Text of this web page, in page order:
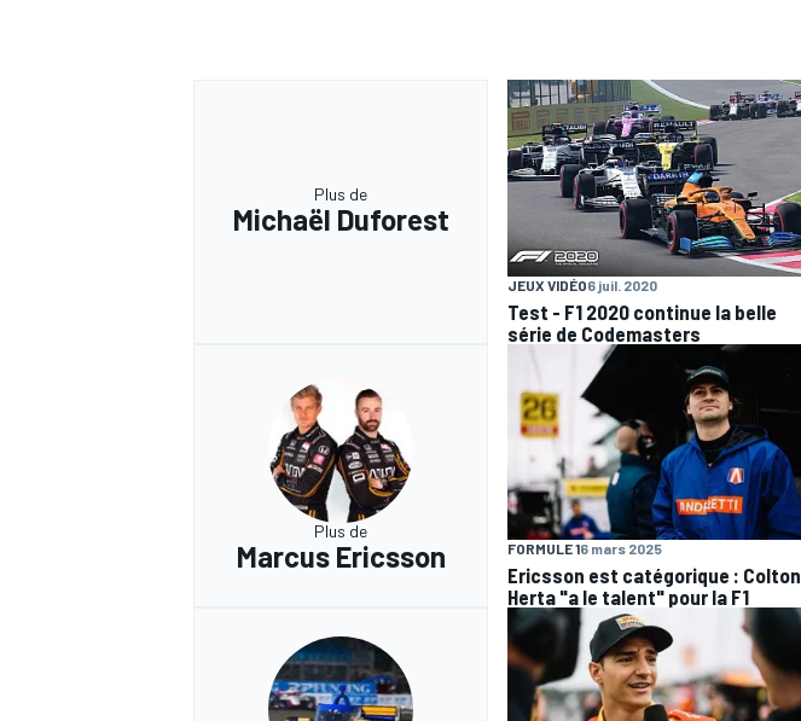
Plus de
Michaël Duforest
JEUX VIDÉO6 juil. 2020
Test - F1 2020 continue la belle
série de Codemasters
Plus de
Marcus Ericsson FORMULE 16 mars 2025
Ericsson est catégorique : Colton
Herta "a le talent" pour la F1